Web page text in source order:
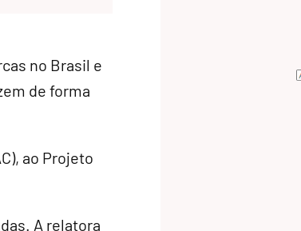
no Brasil e
de forma
ao Projeto
A relatora